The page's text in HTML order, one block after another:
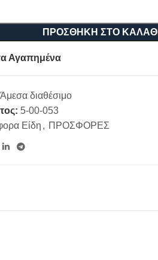
ΠΡΟΣΘΉΚΗ ΣΤΟ ΚΑΛΆΘΙ
Αγαπημένα
Άμεσα διαθέσιμο
5-00-053
Είδη , ΠΡΟΣΦΟΡΕΣ